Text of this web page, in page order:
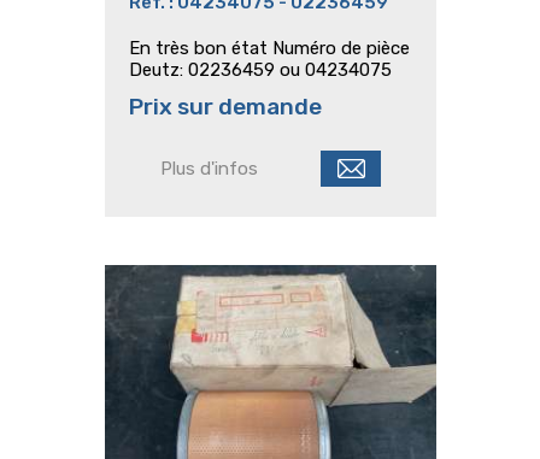
En très bon état Numéro de pièce
Deutz: 02236459 ou 04234075
Prix sur demande
Plus d'infos